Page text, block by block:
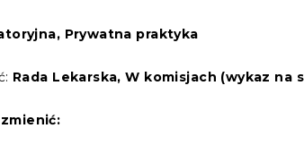
Prywatna praktyka
Rada Lekarska, W komisjach (wykaz na